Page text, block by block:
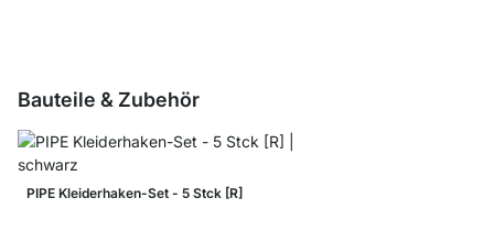
Bauteile & Zubehör
PIPE Kleiderhaken-Set - 5 Stck [R]